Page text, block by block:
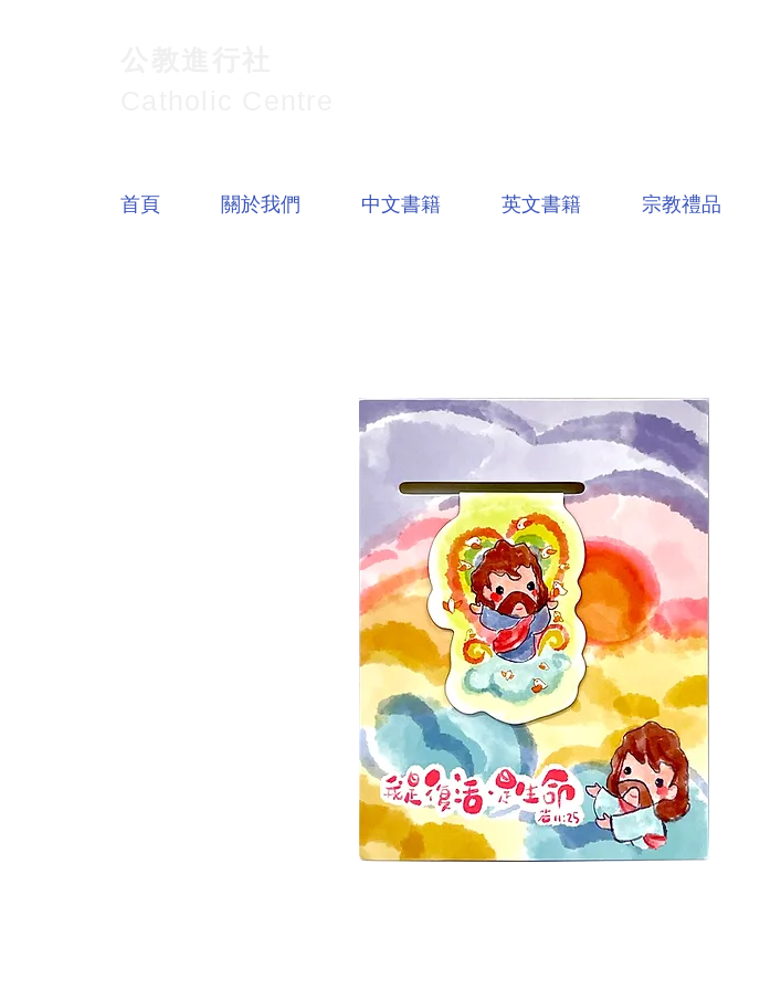
首頁 關於我們 中文書籍 英文書籍 宗教禮品